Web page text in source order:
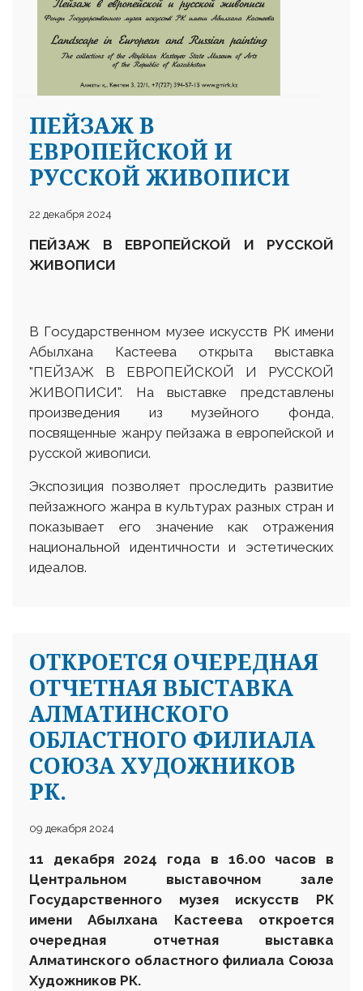
ПЕЙЗАЖ В
ЕВРОПЕЙСКОЙ И
РУССКОЙ ЖИВОПИСИ
22 декабря 2024
ПЕЙЗАЖ В ЕВРОПЕЙСКОЙ И РУССКОЙ
ЖИВОПИСИ
В Государственном музее искусств РК имени
Абылхана Кастеева открыта выставка
"ПЕЙЗАЖ В ЕВРОПЕЙСКОЙ И РУССКОЙ
ЖИВОПИСИ". На выставке представлены
произведения из музейного фонда,
посвященные жанру пейзажа в европейской и
русской живописи.
Экспозиция позволяет проследить развитие
пейзажного жанра в культурах разных стран и
показывает его значение как отражения
национальной идентичности и эстетических
идеалов.
ОТКРОЕТСЯ ОЧЕРЕДНАЯ
ОТЧЕТНАЯ ВЫСТАВКА
АЛМАТИНСКОГО
ОБЛАСТНОГО ФИЛИАЛА
СОЮЗА ХУДОЖНИКОВ
РК.
09 декабря 2024
11 декабря 2024 года в 16.00 часов в
Центральном выставочном зале
Государственного музея искусств РК
имени Абылхана Кастеева откроется
очередная отчетная выставка
Алматинского областного филиала Союза
Художников РК.